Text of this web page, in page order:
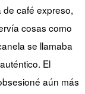
café expreso,
cosas como
se llamaba
El
aún más